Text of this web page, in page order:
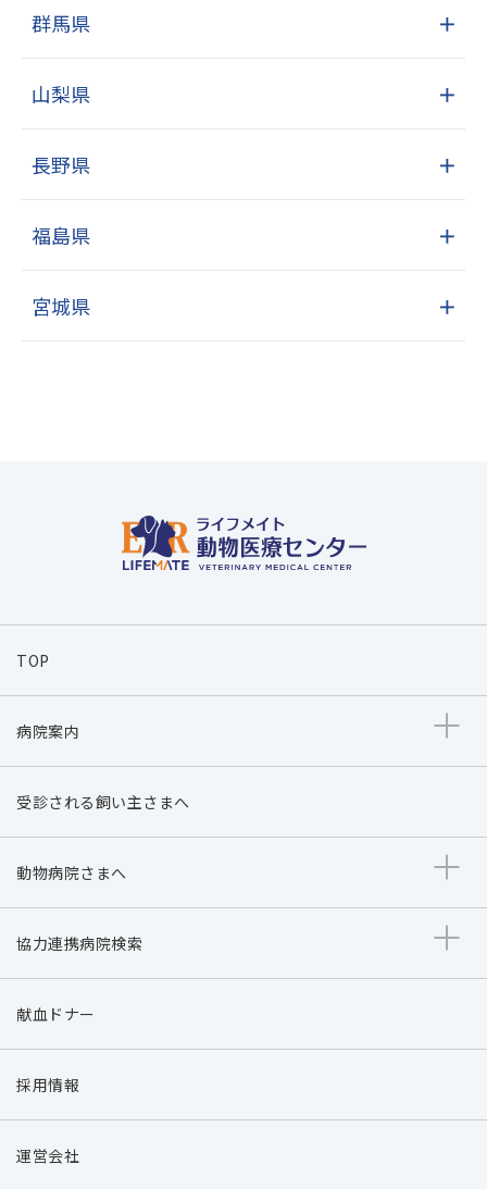
群馬県 ＋
山梨県 ＋
長野県 ＋
福島県 ＋
宮城県 ＋
TOP
病院案内
受診される飼い主さまへ
動物病院さまへ
協力連携病院検索
献血ドナー
採用情報
運営会社